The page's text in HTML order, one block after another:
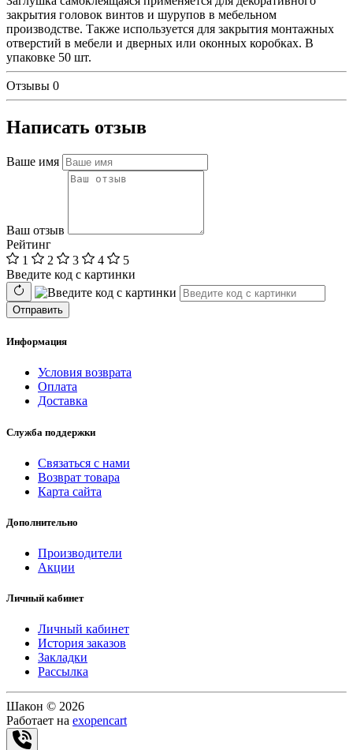
закрытия головок винтов и шурупов в мебельном
производстве. Также используется для закрытия монтажных
отверстий в мебели и дверных или оконных коробках. В
упаковке 50 шт.
Отзывы 0
Написать отзыв
Ваше имя
Ваш отзыв
Рейтинг
1
2 3 4
5
Введите код с картинки
Отправить
Информация
Условия возврата
Оплата
Доставка
Служба поддержки
Связаться с нами
Возврат товара
Карта сайта
Дополнительно
Производители
Акции
Личный кабинет
Личный кабинет
История заказов
Закладки
Рассылка
Шакон © 2026
Работает на exopencart